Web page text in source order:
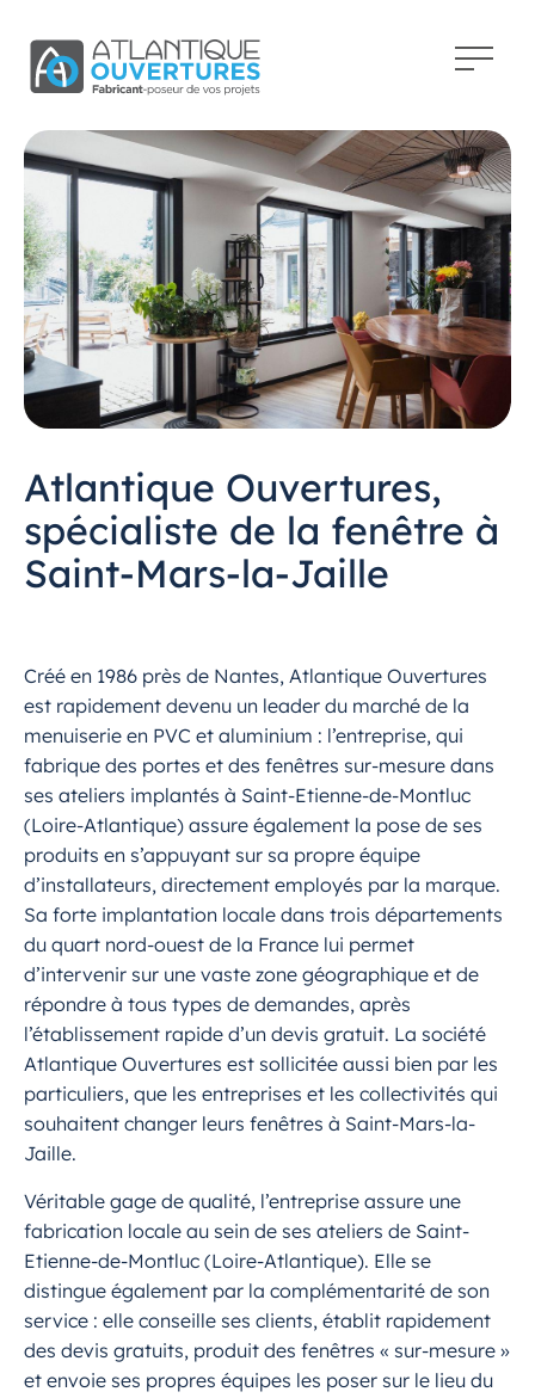
Atlantique Ouvertures,
spécialiste de la fenêtre à
Saint-Mars-la-Jaille
Créé en 1986 près de Nantes, Atlantique Ouvertures
est rapidement devenu un leader du marché de la
menuiserie en PVC et aluminium : l’entreprise, qui
fabrique des portes et des fenêtres sur-mesure dans
ses ateliers implantés à Saint-Etienne-de-Montluc
(Loire-Atlantique) assure également la pose de ses
produits en s’appuyant sur sa propre équipe
d’installateurs, directement employés par la marque.
Sa forte implantation locale dans trois départements
du quart nord-ouest de la France lui permet
d’intervenir sur une vaste zone géographique et de
répondre à tous types de demandes, après
l’établissement rapide d’un devis gratuit. La société
Atlantique Ouvertures est sollicitée aussi bien par les
particuliers, que les entreprises et les collectivités qui
souhaitent changer leurs fenêtres à Saint-Mars-la-
Jaille.
Véritable gage de qualité, l’entreprise assure une
fabrication locale au sein de ses ateliers de Saint-
Etienne-de-Montluc (Loire-Atlantique). Elle se
distingue également par la complémentarité de son
service : elle conseille ses clients, établit rapidement
des devis gratuits, produit des fenêtres « sur-mesure »
et envoie ses propres équipes les poser sur le lieu du